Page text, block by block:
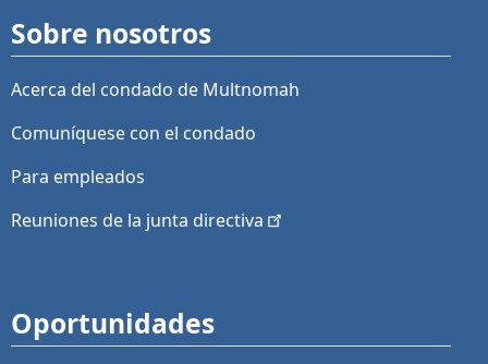
Sobre nosotros
Acerca del condado de Multnomah
Comuníquese con el condado
Para empleados
Reuniones de la junta directiva
Oportunidades